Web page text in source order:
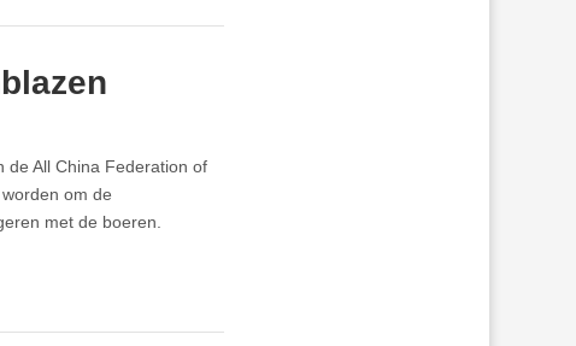
de All China Federation of
om de
met de boeren.